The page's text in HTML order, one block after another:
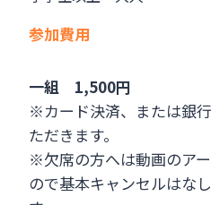
参加費用
一組 1,500円
※カード決済、または銀
ただきます。
※欠席の方へは動画のア
ので基本キャンセルはな